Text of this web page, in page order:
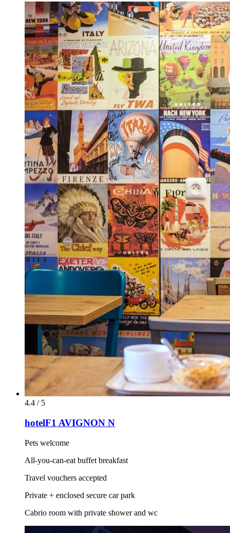
4.4 / 5
hotelF1 AVIGNON N
Pets welcome
All-you-can-eat buffet breakfast
Travel vouchers accepted
Private + enclosed secure car park
Cabrio room with private shower and wc